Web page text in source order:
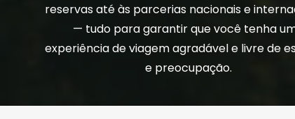
reservas até às parcerias nacionais e
— tudo para garantir que você tenha
experiência de viagem agradável e livre de
e preocupação.